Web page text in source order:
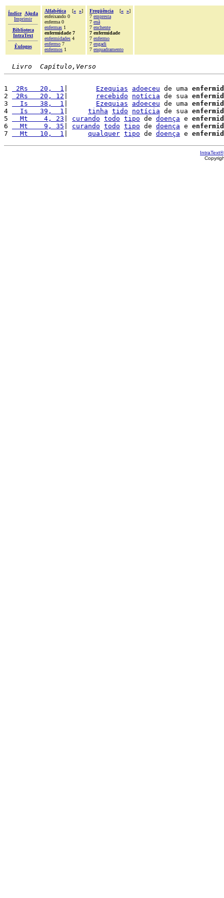
Índice
Ajuda
Imprimir
Biblioteca
IntraText
Èulogos
Alfabética [« »]
enfeixando 0
enferma 0
enfermas 1
enfermidade 7
enfermidades 4
enfermo 7
enfermos 1
Freqüência [« »]
7 empresta
7 enã
7 enchente
7 enfermidade
7 enfermo
7 engadi
7 enquadramento
Livro  Capítulo,Verso
1 2Rs   20,  1 Ezequias adoeceu de uma
2
2Rs   20, 12 recebido notícia de sua
3
  Is   38,  1
Ezequias adoeceu de uma
4
  Is   39,  1
tinha tido notícia de sua
5
  Mt    4, 23
curando todo tipo de doença e
6
  Mt    9, 35
curando todo tipo de doença e
7
  Mt   10,  1
qualquer tipo de doença e
IntraText®